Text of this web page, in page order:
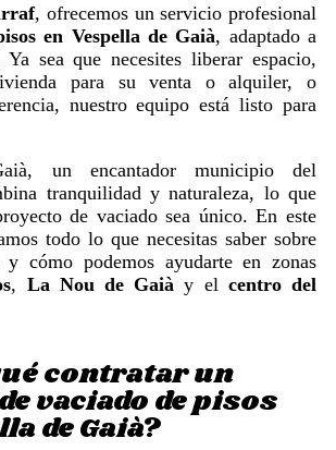
, ofrecemos un servicio profesional
en Vespella de Gaià, adaptado a
Ya sea que necesites liberar espacio,
para su venta o alquiler, o
nuestro equipo está listo para
un encantador municipio del
tranquilidad y naturaleza, lo que
de vaciado sea único. En este
todo lo que necesitas saber sobre
y cómo podemos ayudarte en zonas
, La Nou de Gaià y el centro del
contratar un
vaciado de pisos
de Gaià?